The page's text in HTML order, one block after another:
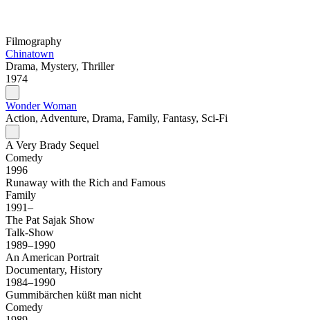
Filmography
Chinatown
Drama, Mystery, Thriller
1974
Wonder Woman
Action, Adventure, Drama, Family, Fantasy, Sci-Fi
A Very Brady Sequel
Comedy
1996
Runaway with the Rich and Famous
Family
1991–
The Pat Sajak Show
Talk-Show
1989–1990
An American Portrait
Documentary, History
1984–1990
Gummibärchen küßt man nicht
Comedy